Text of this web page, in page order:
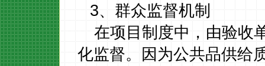
3、群众监督机制
在项目制度中，由验收
化监督。因为公共品供给